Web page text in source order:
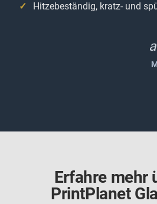
Hitzebeständig, kratz- und
Erfahre mehr
PrintPlanet